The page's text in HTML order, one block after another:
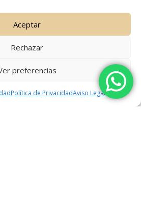
Aceptar
Rechazar
preferencias
Política de PrivacidadAviso Legal
VIEW MORE